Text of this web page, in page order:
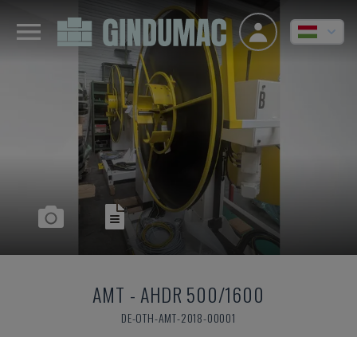
AMT - AHDR 500/1600
DE-OTH-AMT-2018-00001